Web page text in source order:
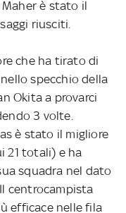
è stato il
riusciti.
che ha tirato di
specchio della
Okita a provarci
3 volte.
è stato il migliore
21 totali) e ha
squadra nel dato
centrocampista
efficace nelle fila